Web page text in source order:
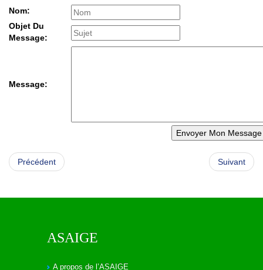
Nom:
Objet Du
Message:
Message:
Précédent Suivant
ASAIGE
A propos de l’ASAIGE